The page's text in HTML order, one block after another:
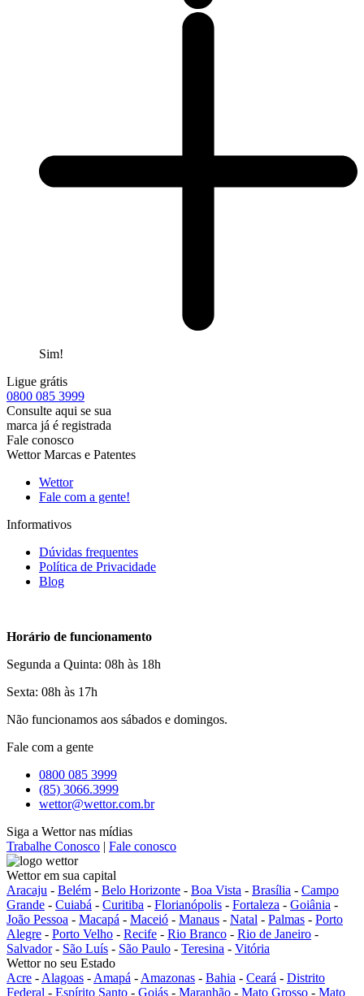
Sim!
Ligue grátis
0800 085 3999
Consulte aqui se sua
marca já é registrada
Fale conosco
Wettor Marcas e Patentes
Wettor
Fale com a gente!
Informativos
Dúvidas frequentes
Política de Privacidade
Blog
Horário de funcionamento
Segunda a Quinta: 08h às 18h
Sexta: 08h às 17h
Não funcionamos aos sábados e domingos.
Fale com a gente
0800 085 3999
(85) 3066.3999
wettor@wettor.com.br
Siga a Wettor nas mídias
Trabalhe Conosco | Fale conosco
Wettor em sua capital
Aracaju - Belém - Belo Horizonte - Boa Vista - Brasília - Campo
Grande - Cuiabá - Curitiba - Florianópolis - Fortaleza - Goiânia -
João Pessoa - Macapá - Maceió - Manaus - Natal - Palmas - Porto
Alegre - Porto Velho - Recife - Rio Branco - Rio de Janeiro -
Salvador- São Luís - São Paulo - Teresina - Vitória
Wettor no seu Estado
Acre - Alagoas - Amapá - Amazonas - Bahia - Ceará - Distrito
Federal - Espírito Santo - Goiás - Maranhão - Mato Grosso - Mato